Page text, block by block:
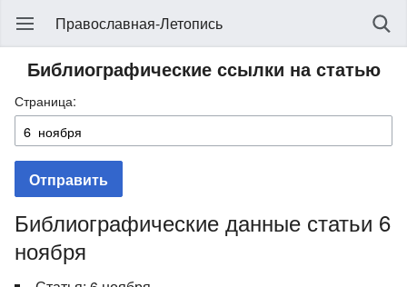
Православная-Летопись
Библиографические ссылки на статью
Страница:
Отправить
Библиографические данные статьи 6
ноября